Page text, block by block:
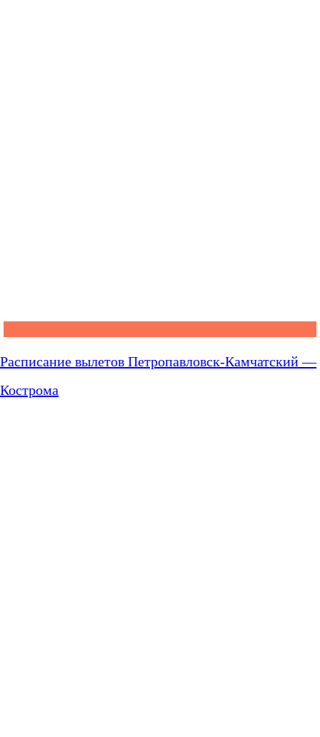
Расписание вылетов Петропавловск-Камчатский —
Кострома